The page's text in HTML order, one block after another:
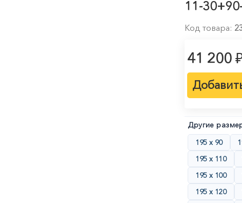
11-
Код товара:
41 200
Другие
195 х 90
195 х 110
195 х 100
195 х 120